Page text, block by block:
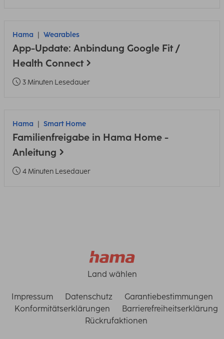
Hama Wearables
App-Update: Anbindung Google Fit /
Health Connect
3 Minuten Lesedauer
Hama Smart Home
Familienfreigabe in Hama Home -
Anleitung
4 Minuten Lesedauer
Land wählen
Impressum Datenschutz
Garantiebestimmungen
Konformitätserklärungen
Barrierefreiheitserklärung
Rückrufaktionen